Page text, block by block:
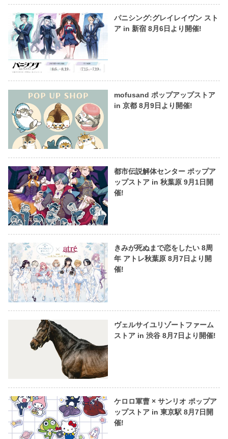
パニシング:グレイレイヴン スト
ア in 新宿 8月6日より開催!
mofusand ポップアップストア
in 京都 8月9日より開催!
都市伝説解体センター ポップア
ップストア in 秋葉原 9月1日開
催!
きみが死ぬまで恋をしたい 8周
年 アトレ秋葉原 8月7日より開
催!
ヴェルサイユリゾートファーム
ストア in 渋谷 8月7日より開催!
ケロロ軍曹 × サンリオ ポップア
ップストア in 東京駅 8月7日開
催!